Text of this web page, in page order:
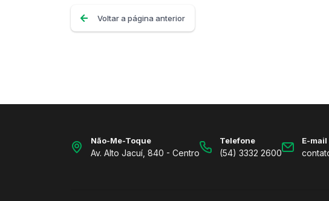
Voltar a página anterior
Não-Me-Toque
Av. Alto Jacuí, 840 - Centro
Telefone
(54) 3332 2600
E-mail